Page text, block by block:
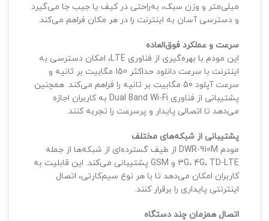
میلی‌متر و وزن سبک، به‌راحتی در کیف یا جیب جا می‌گیرد
و دسترسی آسان به اینترنت را در هر مکان فراهم می‌کند.
سرعت و عملکرد فوق‌العاده
این مودم با بهره‌گیری از فناوری LTE، امکان دسترسی به
اینترنت با سرعت دانلود حداکثر 150 مگابیت بر ثانیه و
سرعت آپلود 50 مگابیت بر ثانیه را فراهم می‌کند. همچنین
پشتیبانی از فناوری Dual Band Wi-Fi به کاربران اجازه
می‌دهد تا اتصالی پایدار و پرسرعت را تجربه کنند.
پشتیبانی از شبکه‌های مختلف
مودم DWR-910M از طیف گسترده‌ای از شبکه‌ها از جمله
3G، 4G، TD-LTE و GSM پشتیبانی می‌کند. این قابلیت به
کاربران امکان می‌دهد تا با هر نوع سیم‌کارتی، اتصال
اینترنتی پایداری را برقرار کنند.
اتصال همزمان چند دستگاه